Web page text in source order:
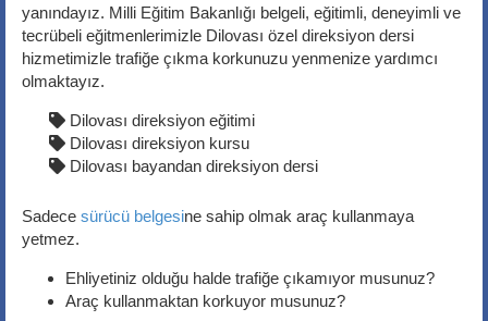
yanındayız. Milli Eğitim Bakanlığı belgeli, eğitimli, deneyimli ve
tecrübeli eğitmenlerimizle Dilovası özel direksiyon dersi
hizmetimizle trafiğe çıkma korkunuzu yenmenize yardımcı
olmaktayız.
Dilovası direksiyon eğitimi
Dilovası direksiyon kursu
Dilovası bayandan direksiyon dersi
Sadece sürücü belgesine sahip olmak araç kullanmaya
yetmez.
Ehliyetiniz olduğu halde trafiğe çıkamıyor musunuz?
Araç kullanmaktan korkuyor musunuz?